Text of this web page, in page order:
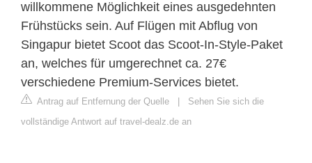
willkommene Möglichkeit eines ausgedehnten
Frühstücks sein. Auf Flügen mit Abflug von
Singapur bietet Scoot das Scoot-In-Style-Paket
an, welches für umgerechnet ca. 27€
verschiedene Premium-Services bietet.
Antrag auf Entfernung der Quelle | Sehen Sie sich die
vollständige Antwort auf travel-dealz.de an